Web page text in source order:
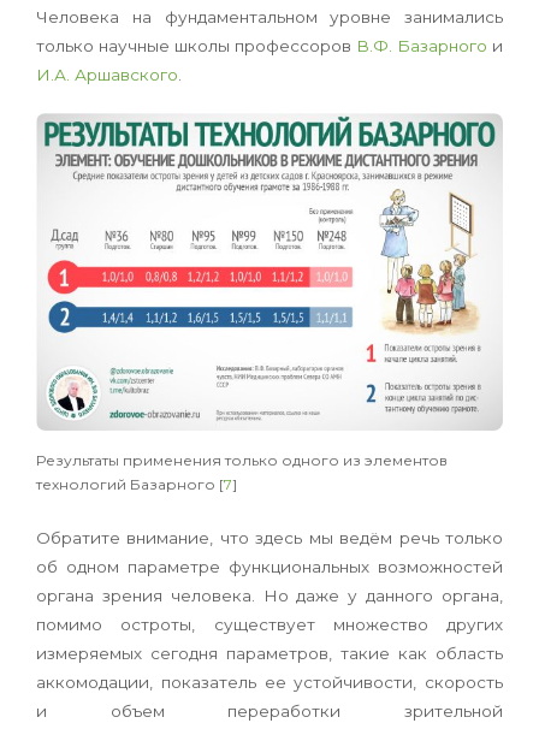
Человека на фундаментальном уровне занимались
только научные школы профессоров В.Ф. Базарного и
И.А. Аршавского.
Результаты применения только одного из элементов
технологий Базарного [7]
Обратите внимание, что здесь мы ведём речь только
об одном параметре функциональных возможностей
органа зрения человека. Но даже у данного органа,
помимо остроты, существует множество других
измеряемых сегодня параметров, такие как область
аккомодации
показатель ее устойчивости
скорость
и объем переработки зрительной